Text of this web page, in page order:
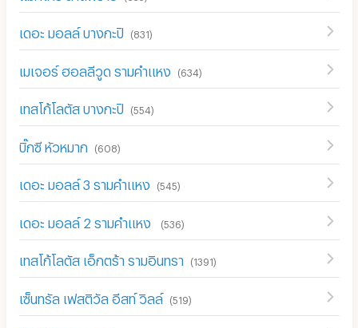
เดอะ มอลล์ บางกะปิ (831)
เมเจอร์ ฮอลลีวูด รามคำแหง (634 )
เทสโก้โลตัส บางกะปิ (554 )
บิ๊กซี หัวหมาก (608)
เดอะ มอลล์ 3 รามคำแหง (545)
เดอะ มอลล์ 2 รามคำแหง (536)
เทสโก้โลตัส เอ็กตร้า รามอินทรา (1391)
เซ็นทรัล เฟสติวัล อีสท์ วิลล์ (519)